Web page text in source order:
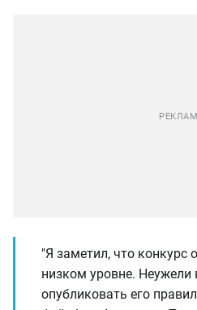
"Я заметил, что конкурс
низком уровне. Неужели
опубликовать его